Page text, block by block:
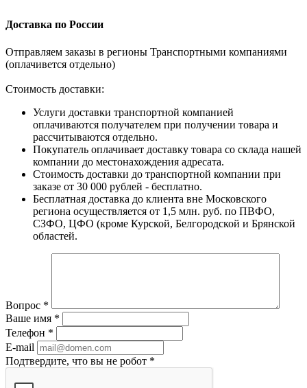
Доставка по России
Отправляем заказы в регионы Транспортными компаниями
(оплачивется отдельно)
Стоимость доставки:
Услуги доставки транспортной компанией
оплачиваются получателем при получении товара и
рассчитываются отдельно.
Покупатель оплачивает доставку товара со склада нашей
компании до местонахождения адресата.
Стоимость доставки до транспортной компании при
заказе от 30 000 рублей - бесплатно.
Бесплатная доставка до клиента вне Московского
региона осуществляется от 1,5 млн. руб. по ПВФО,
СЗФО, ЦФО (кроме Курской, Белгородской и Брянской
областей.
Вопрос *
Ваше имя *
Телефон *
E-mail
Подтвердите, что вы не робот *